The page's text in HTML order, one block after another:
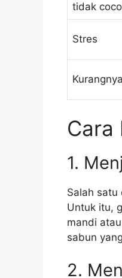
tidak
Stres
Cara
1.
Salah satu
Untuk itu,
mandi
sabun
2.